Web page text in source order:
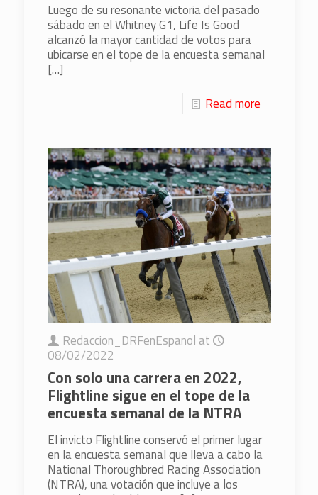
Luego de su resonante victoria del pasado
sábado en el Whitney G1, Life Is Good
alcanzó la mayor cantidad de votos para
ubicarse en el tope de la encuesta semanal
[…]
Read more
Redaccion_DRFenEspanol at
08/02/2022
Con solo una carrera en 2022,
Flightline sigue en el tope de la
encuesta semanal de la NTRA
El invicto Flightline conservó el primer lugar
en la encuesta semanal que lleva a cabo la
National Thoroughbred Racing Association
(NTRA), una votación que incluye a los